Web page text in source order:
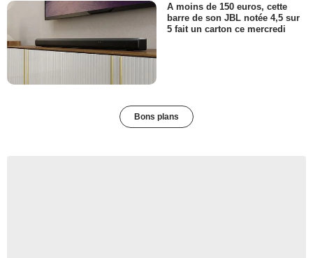
A moins de 150 euros, cette
barre de son JBL notée 4,5 sur
5 fait un carton ce mercredi
Bons plans